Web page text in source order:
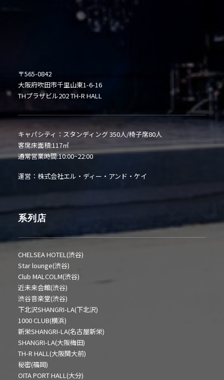
〒565-0842
大阪府吹田市千里山東1-6-16
THプラザビル202 TH-R HALL
キャパシティ：スタンディング 350人/椅子席80人
客席床面積:117㎡
通常営業時間:10:00~22:00
運営：株式会社エル・ディー・アンド・ケイ
系列店
CHELSEA HOTEL(渋谷)
Star lounge(渋谷)
Club MALCOLM(渋谷)
近未来会館(渋谷)
渋谷音楽堂(渋谷)
下北沢SHANGRI-LA(下北沢)
1000 CLUB(横浜)
新栄SHANGRI-LA(名古屋新栄)
SHANGRI-LA(大阪梅田)
TH-R HALL(大阪関大前)
秘密(福岡)
OITA PORT HALL(大分)